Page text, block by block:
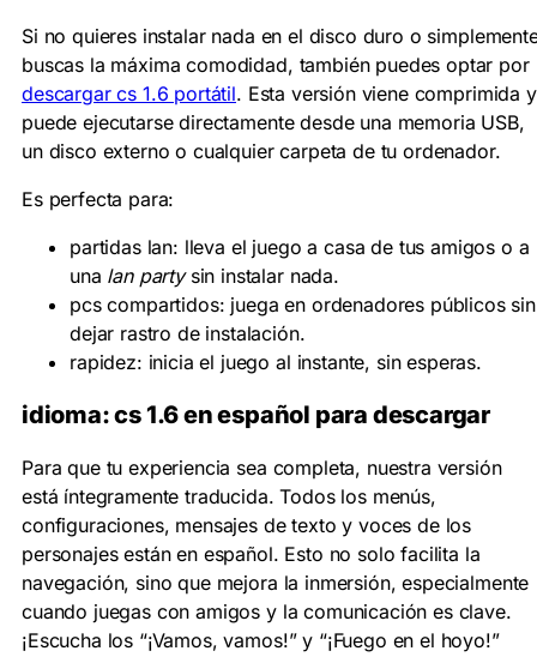
Si no quieres instalar nada en el disco duro o
buscas la máxima comodidad, también puedes optar por
descargar cs 1.6 portátil. Esta versión viene comprimida y
puede ejecutarse directamente desde una memoria USB,
un disco externo o cualquier carpeta de tu ordenador.
Es perfecta para:
partidas lan: lleva el juego a casa de tus amigos o a
una lan partysin instalar nada.
pcs compartidos: juega en ordenadores públicos sin
dejar rastro de instalación.
rapidez: inicia el juego al instante, sin esperas.
idioma:cs 1.6 en español para descargar
Para que tu experiencia sea completa, nuestra versión
está íntegramente traducida. Todos los menús,
configuraciones, mensajes de texto y voces de los
personajes están en español. Esto no solo facilita la
navegación, sino que mejora la inmersión, especialmente
cuando juegas con amigos y la comunicación es clave.
¡Escucha los “¡Vamos, vamos!” y “¡Fuego en el hoyo!”